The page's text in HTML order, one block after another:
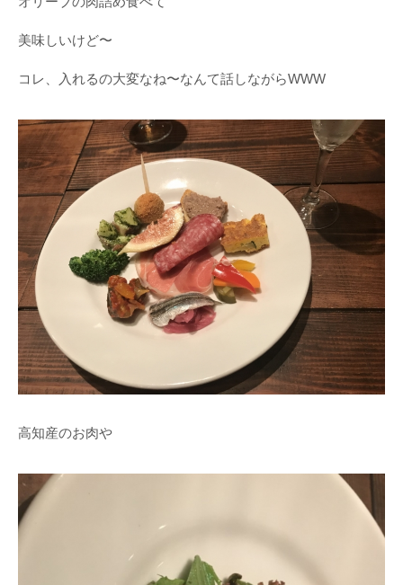
美味しいけど〜
コレ、入れるの大変なね〜なんて話しながらWWW
高知産のお肉や